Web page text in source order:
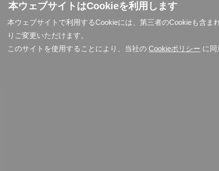
本ウェブサイトはCookieを利用します
本ウェブサイトで利用するCookieには、第三者のCookieも含
りご変更いただけます。
このサイトを使用することにより、当社の Cookieポリシー に